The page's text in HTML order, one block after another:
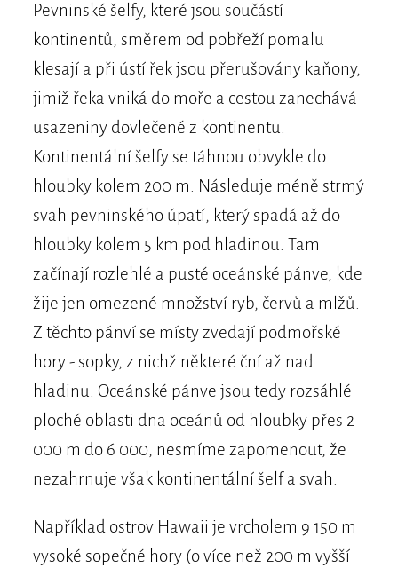
Pevninské šelfy, které jsou součástí
kontinentů, směrem od pobřeží pomalu
klesají a při ústí řek jsou přerušovány kaňony,
jimiž řeka vniká do moře a cestou zanechává
usazeniny dovlečené z kontinentu.
Kontinentální šelfy se táhnou obvykle do
hloubky kolem 200 m. Následuje méně strmý
svah pevninského úpatí, který spadá až do
hloubky kolem 5 km pod hladinou. Tam
začínají rozlehlé a pusté oceánské pánve, kde
žije jen omezené množství ryb, červů a mlžů.
Z těchto pánví se místy zvedají podmořské
hory - sopky, z nichž některé ční až nad
hladinu. Oceánské pánve jsou tedy rozsáhlé
ploché oblasti dna oceánů od hloubky přes 2
000 m do 6 000, nesmíme zapomenout, že
nezahrnuje však kontinentální šelf a svah.
Například ostrov Hawaii je vrcholem 9 150 m
vysoké sopečné hory (o více než 200 m vyšší